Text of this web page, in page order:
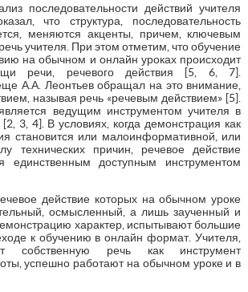
последовательности действий учителя
что структура, последовательность
меняются акценты, причем, ключевым
учителя. При этом отметим, что обучение
на обычном и онлайн уроках происходит
речи, речевого действия [5, 6, 7].
А.А. Леонтьев обращал на это внимание,
называя речь «речевым действием» [5].
ведущим инструментом учителя в
3, 4]. В условиях, когда демонстрация как
становится или малоинформативной, или
технических причин, речевое действие
единственным доступным инструментом
действие которых на обычном уроке
осмысленный, а лишь заученный и
характер, испытывают большие
к обучению в онлайн формат. Учителя,
собственную речь как инструмент
успешно работают на обычном уроке и в